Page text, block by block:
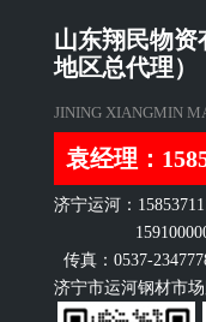
山东翔民物
地区总代理）
JINING XIANGMIN
袁经理：
济宁运河：
传真：0537-
济宁市运河钢材市